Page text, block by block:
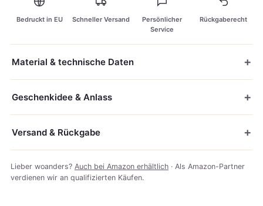
Bedruckt in EU Schneller Versand
Persönlicher
Service
Rückgaberecht
Material & technische Daten
Geschenkidee & Anlass
Versand & Rückgabe
Lieber woanders? Auch bei Amazon erhältlich · Als Amazon-Partner
verdienen wir an qualifizierten Käufen.